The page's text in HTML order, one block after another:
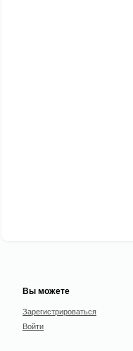
Вы можете
Зарегистрироваться
Войти